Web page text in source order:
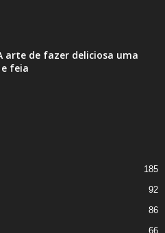
arte de fazer deliciosa uma
feia
185
92
86
66